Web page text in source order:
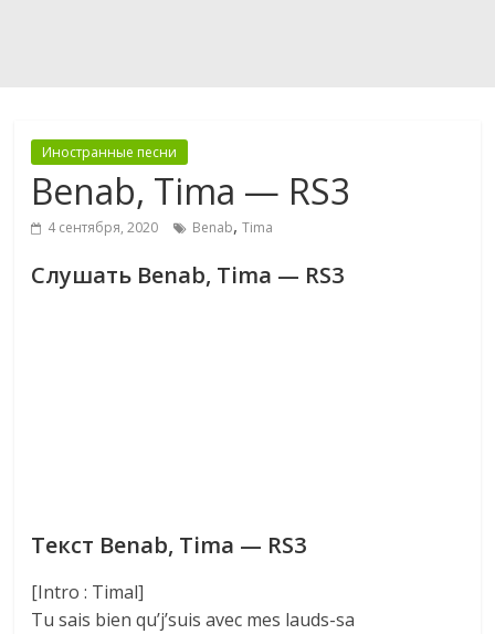
Иностранные песни
Benab, Tima — RS3
4 сентября, 2020 Benab,Tima
Слушать Benab, Tima — RS3
Текст Benab, Tima — RS3
[Intro : Timal]
Tu sais bien qu’j’suis avec mes lauds-sa